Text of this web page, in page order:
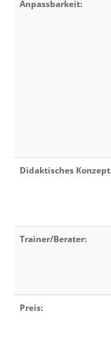
Anpassbarkeit:
Didaktisches
Trainer/Berater:
Preis: